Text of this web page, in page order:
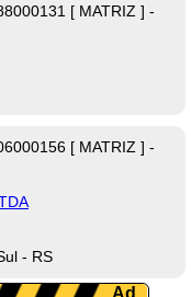
[ MATRIZ ] -
[ MATRIZ ] -
- RS